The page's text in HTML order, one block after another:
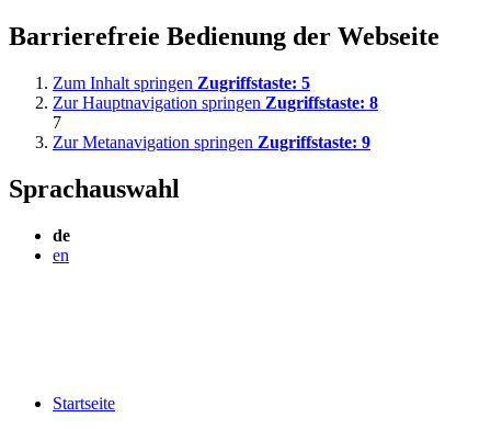
Barrierefreie Bedienung der Webseite
Zum Inhalt springen Zugriffstaste: 5
Zur Hauptnavigation springen Zugriffstaste: 8
7
Zur Metanavigation springen Zugriffstaste: 9
Sprachauswahl
de
en
Startseite